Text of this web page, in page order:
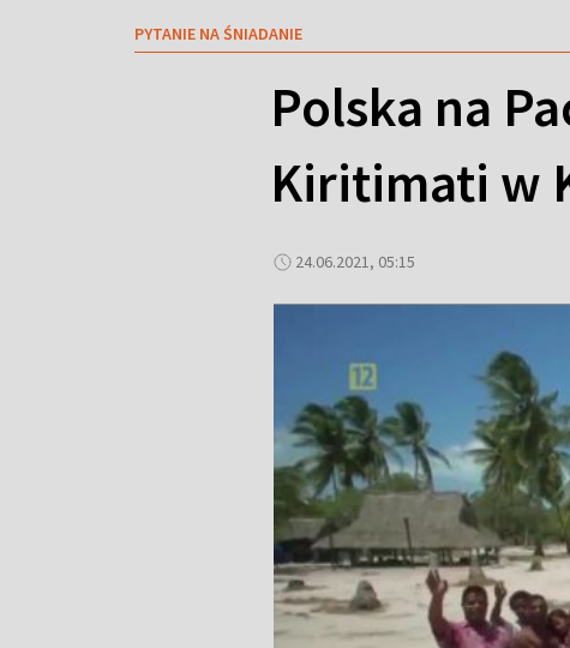
PYTANIE NA ŚNIADANIE
Polska na
Kiritimati w
24.06.2021, 05:15